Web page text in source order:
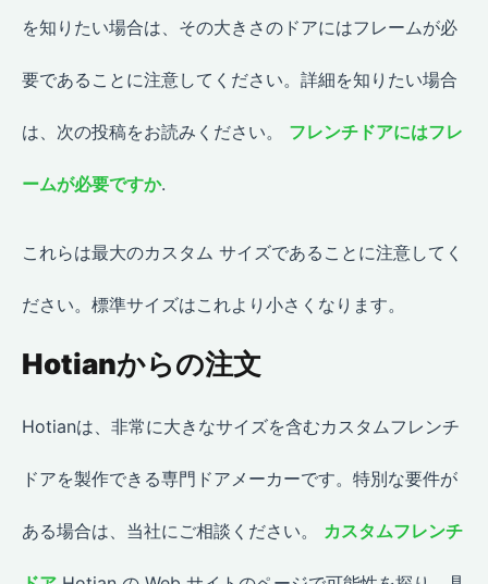
を知りたい場合は、その大きさのドアにはフレームが必
要であることに注意してください。詳細を知りたい場合
は、次の投稿をお読みください。 フレンチドアにはフレ
ームが必要ですか.
これらは最大のカスタム サイズであることに注意してく
ださい。標準サイズはこれより小さくなります。
Hotianからの注文
Hotianは、非常に大きなサイズを含むカスタムフレンチ
ドアを製作できる専門ドアメーカーです。特別な要件が
ある場合は、当社にご相談ください。 カスタムフレンチ